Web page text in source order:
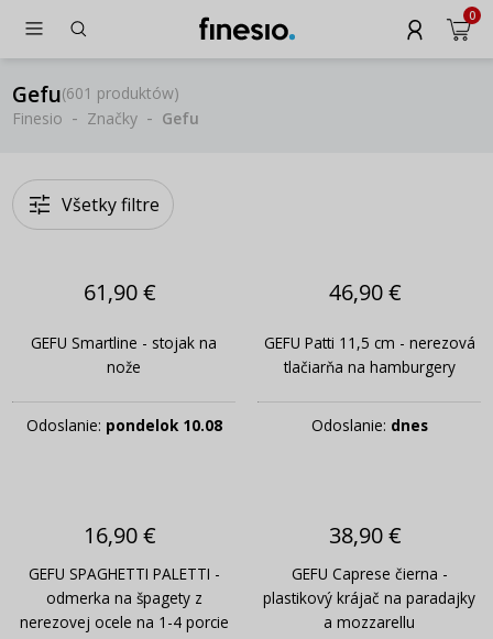
0
Gefu(601 produktów)
Finesio
Značky Gefu
Všetky filtre
61,90 €
GEFU Smartline - stojak na
nože
Odoslanie: pondelok 10.08
46,90 €
GEFU Patti 11,5 cm - nerezová
tlačiarňa na hamburgery
Odoslanie: dnes
16,90 €
GEFU SPAGHETTI PALETTI -
odmerka na špagety z
nerezovej ocele na 1-4 porcie
38,90 €
GEFU Caprese čierna -
plastikový krájač na paradajky
a mozzarellu